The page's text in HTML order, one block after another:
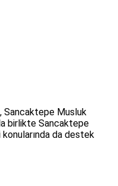
Sancaktepe Musluk
birlikte Sancaktepe
da destek